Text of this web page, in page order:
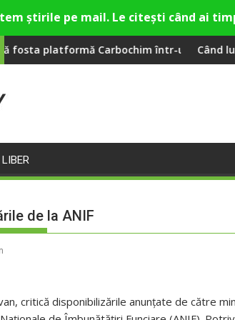
într-un nou centru cultural și de
Când luna devine o
de la ANIF
critică disponibilizările anunțate de către